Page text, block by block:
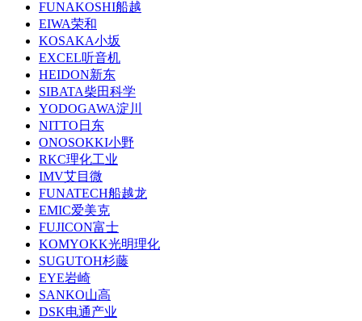
FUNAKOSHI船越
EIWA荣和
KOSAKA小坂
EXCEL听音机
HEIDON新东
SIBATA柴田科学
YODOGAWA淀川
NITTO日东
ONOSOKKI小野
RKC理化工业
IMV艾目微
FUNATECH船越龙
EMIC爱美克
FUJICON富士
KOMYOKK光明理化
SUGUTOH杉藤
EYE岩崎
SANKO山高
DSK电通产业